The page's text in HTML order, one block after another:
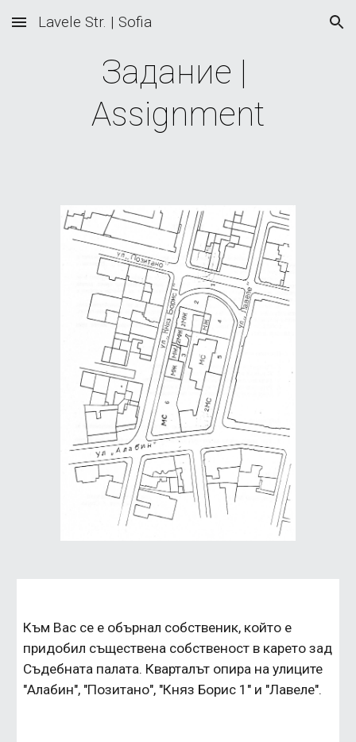
Skip to main content Skip to navigation
Lavele Str. | Sofia
Задание |
Assignment
Към Вас се е обърнал собственик, който е
придобил съществена собственост в карето зад
Съдебната палата. Кварталът опира на улиците
"Алабин", "Позитано", "Княз Борис 1" и "Лавеле".